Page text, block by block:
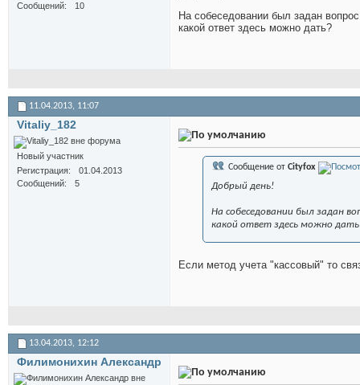
Сообщений
10
На собеседовании был задан
какой ответ здесь можно дать?
11.04.2013, 11:07
Vitaliy_182
Новый участник
Регистрация
01.04.2013
Сообщений
5
Сообщение от Cityfox
Добрый день!
На собеседовании был задан
какой ответ здесь можно
Если метод учета "кассовый" то
13.04.2013, 12:12
Филимонихин Александр